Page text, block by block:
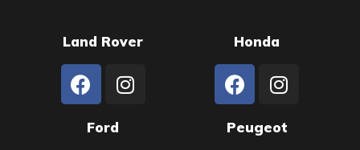
Land Rover Honda
Ford Peugeot